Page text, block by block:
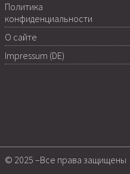
Политика
конфиденциальности
О сайте
Impressum (DE)
© 2025 –Все права защищены